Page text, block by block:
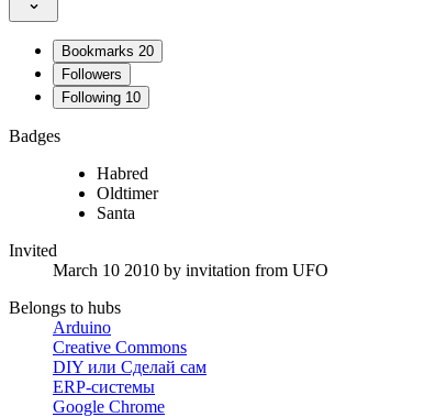
Bookmarks 20
Followers
Following 10
Badges
Habred
Oldtimer
Santa
Invited
March 10 2010 by invitation from UFO
Belongs to hubs
Arduino
Creative Commons
DIY или Сделай сам
ERP-системы
Google Chrome